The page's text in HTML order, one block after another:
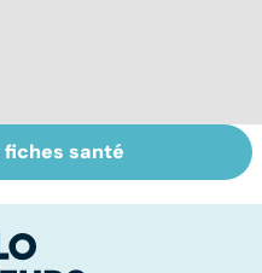
Cancer : la
fatigue avant
santé